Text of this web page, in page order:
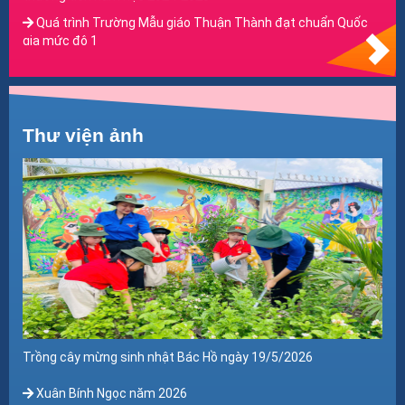
TẬP HUẤN PHÒNG CHÁY CHỮA CHÁY
Quá trình Trường Mẫu giáo Thuận Thành đạt chuẩn Quốc
gia mức độ 1
BÀN TAY KHÉO LÉO CỦA CÁC CÔ TRƯỜNG MG THUẬN
THÀNH
Câu chuyện "Sự tích Hoa mào gà"
Câu chuyện "Sự tích hoa mùa xuân"
Câu chuyện "Cây rau của Thỏ Út"
Câu chuyện "Cô bé Quàng khăn đỏ"
Câu chuyện "Gà Tơ đi học"
Thư viện ảnh
Trồng cây mừng sinh nhật Bác Hồ ngày 19/5/2026
Xuân Bính Ngọc năm 2026